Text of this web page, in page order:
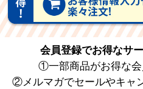
会員登録でお得なサ
①一部商品がお得な会
②メルマガでセールやキャ